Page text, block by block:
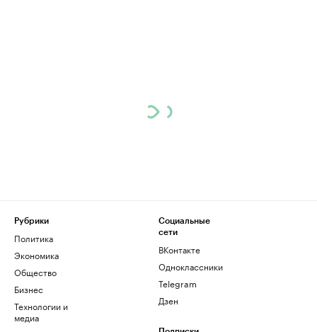
Рубрики
Политика
Экономика
Общество
Бизнес
Технологии и
медиа
Социальные
сети
ВКонтакте
Одноклассники
Telegram
Дзен